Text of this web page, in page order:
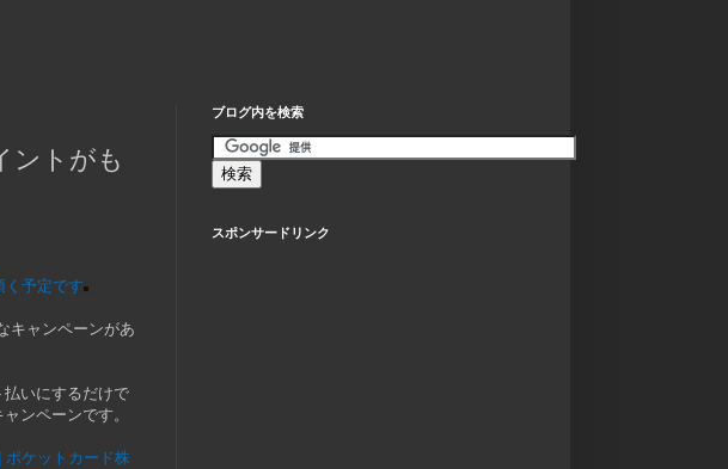
ントがも
く予定です
キャンペーンがあ
いにするだけで
ンペーンです。
ポケットカード株
ブログ内を検索
スポンサードリンク